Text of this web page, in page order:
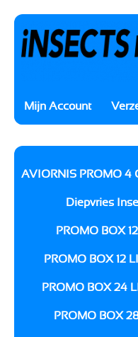
Mijn Account
AVIORNIS PROMO 4
Diepvries
PROMO BOX
PROMO BOX 12
PROMO BOX 24
PROMO BOX